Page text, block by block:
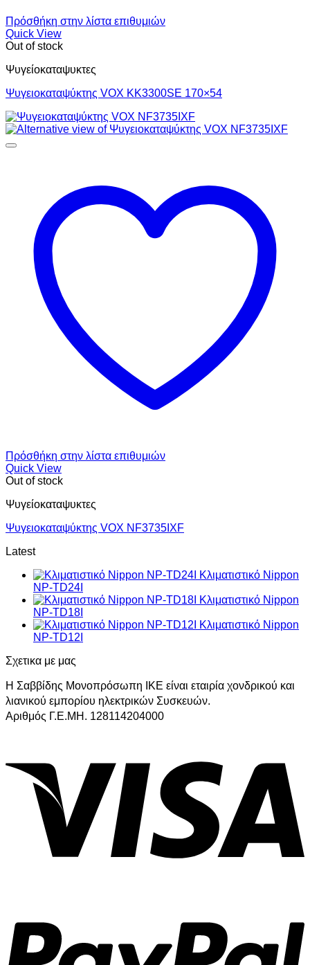
Πρόσθήκη στην λίστα επιθυμιών
Quick View
Out of stock
Ψυγείοκαταψυκτες
Ψυγειοκαταψύκτης VOX KK3300SE 170×54
Πρόσθήκη στην λίστα επιθυμιών
Quick View
Out of stock
Ψυγείοκαταψυκτες
Ψυγειοκαταψύκτης VOX NF3735IXF
Latest
Κλιματιστικό Nippon
NP-TD24I
Κλιματιστικό Nippon
NP-TD18I
Κλιματιστικό Nippon
NP-TD12I
Σχετικα με μας
Η Σαββίδης Μονοπρόσωπη ΙΚΕ είναι εταιρία χονδρικού και
λιανικού εμπορίου ηλεκτρικών Συσκευών.
Αριθμός Γ.Ε.ΜΗ. 128114204000